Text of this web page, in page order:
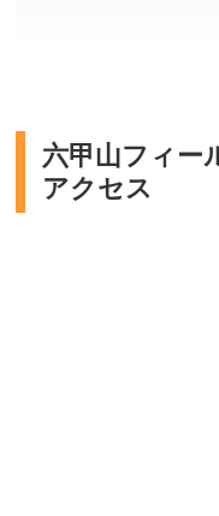
千葉県長生郡一宮町
六甲山フィー
アクセス